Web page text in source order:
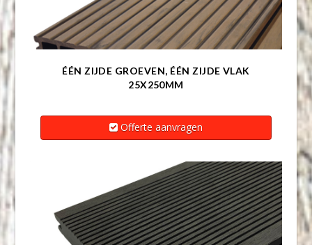
ÉÉN ZIJDE GROEVEN, ÉÉN ZIJDE VLAK
25X250MM
Offerte aanvragen